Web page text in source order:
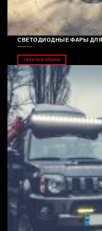
СВЕТОДИОДНЫЕ ФАРЫ ДЛЯ
УЗНАТЬ БОЛЬШЕ